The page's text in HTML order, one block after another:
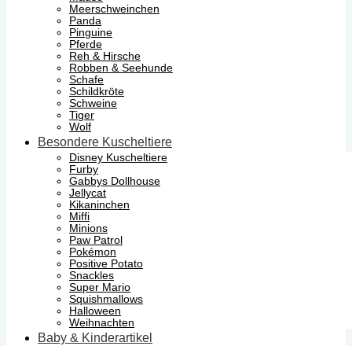
Meerschweinchen
Panda
Pinguine
Pferde
Reh & Hirsche
Robben & Seehunde
Schafe
Schildkröte
Schweine
Tiger
Wolf
Besondere Kuscheltiere
Disney Kuscheltiere
Furby
Gabbys Dollhouse
Jellycat
Kikaninchen
Miffi
Minions
Paw Patrol
Pokémon
Positive Potato
Snackles
Super Mario
Squishmallows
Halloween
Weihnachten
Baby & Kinderartikel